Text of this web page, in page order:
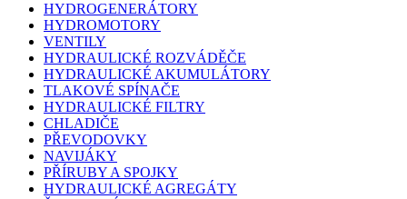
HYDROGENERÁTORY
HYDROMOTORY
VENTILY
HYDRAULICKÉ ROZVÁDĚČE
HYDRAULICKÉ AKUMULÁTORY
TLAKOVÉ SPÍNAČE
HYDRAULICKÉ FILTRY
CHLADIČE
PŘEVODOVKY
NAVIJÁKY
PŘÍRUBY A SPOJKY
HYDRAULICKÉ AGREGÁTY